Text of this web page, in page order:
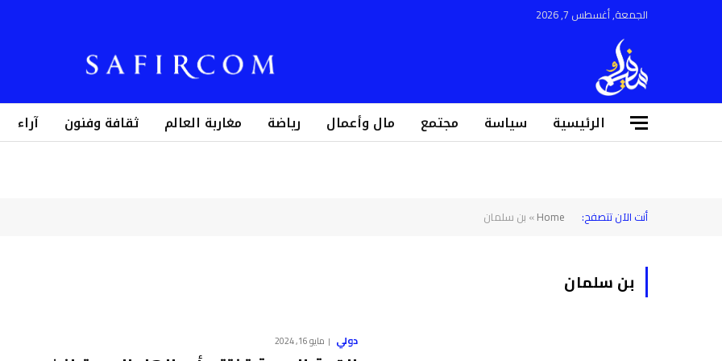
الجمعة, أغسطس 7, 2026
الرئيسية سياسة مجتمع مال وأعمال رياضة مغاربة العالم ثقافة وفنون آراء
أنت الآن تتصفح: Home
» بن سلمان
بن سلمان
دولي مايو 16, 2024